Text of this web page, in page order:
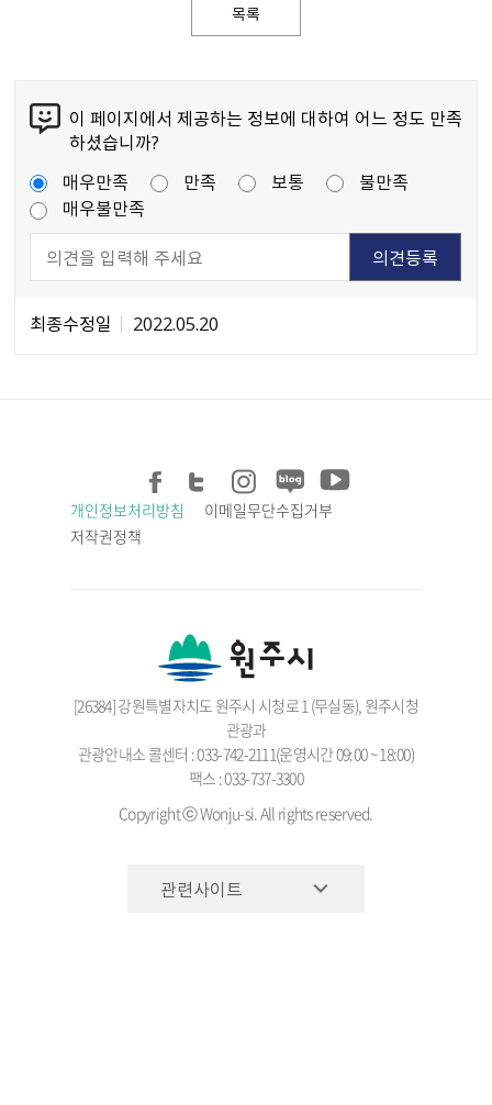
목록
이 페이지에서 제공하는 정보에 대하여 어느 정도 만족
하셨습니까?
매우만족
만족 보통
불만족
매우불만족
최종수정일 2022.05.20
개인정보처리방침
이메일무단수집거부
저작권정책
[26384] 강원특별자치도 원주시 시청로 1 (무실동), 원주시청
관광과
관광안내소 콜센터 : 033-742-2111(운영시간 09:00 ~ 18:00)
팩스 : 033-737-3300
Copyright ⓒ Wonju-si. All rights reserved.
관련사이트